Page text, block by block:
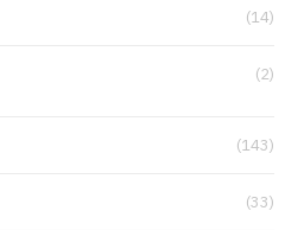
(14)
(2)
(143)
(33)